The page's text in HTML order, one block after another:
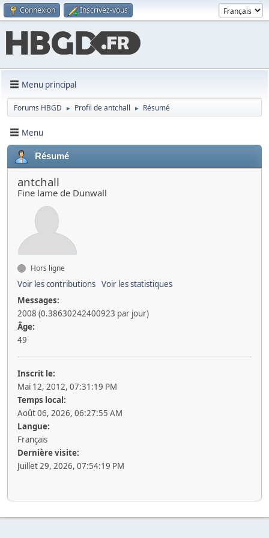
Connexion Inscrivez-vous
Menu principal
Forums HBGD ► Profil de antchall ► Résumé
Menu
Résumé
antchall
Fine lame de Dunwall
Hors ligne
Voir les contributions Voir les statistiques
Messages:
2008 (0.38630242400923 par jour)
Âge:
49
Inscrit le:
Mai 12, 2012, 07:31:19 PM
Temps local:
Août 06, 2026, 06:27:55 AM
Langue:
Français
Dernière visite:
Juillet 29, 2026, 07:54:19 PM